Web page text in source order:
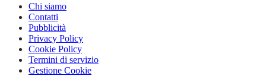
Chi siamo
Contatti
Pubblicità
Privacy Policy
Cookie Policy
Termini di servizio
Gestione Cookie